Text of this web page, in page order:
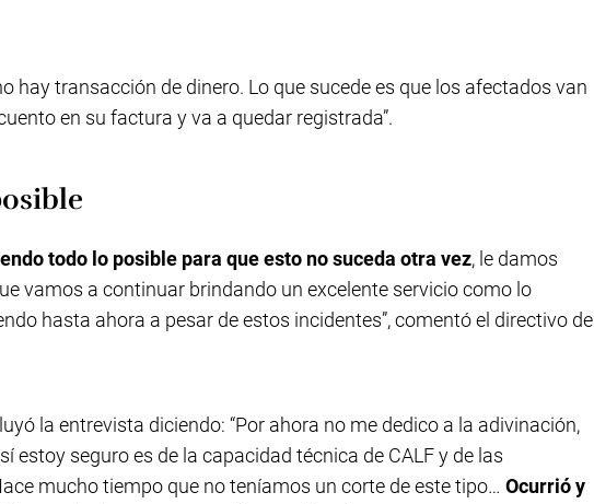
hay transacción de dinero. Lo que sucede es que los afectados van
en su factura y va a quedar registrada”.
todo lo posible para que esto no suceda otra vez, le damos
vamos a continuar brindando un excelente servicio como lo
hasta ahora a pesar de estos incidentes”, comentó el directivo de
la entrevista diciendo: “Por ahora no me dedico a la adivinación,
estoy seguro es de la capacidad técnica de CALF y de las
mucho tiempo que no teníamos un corte de este tipo… Ocurrió y